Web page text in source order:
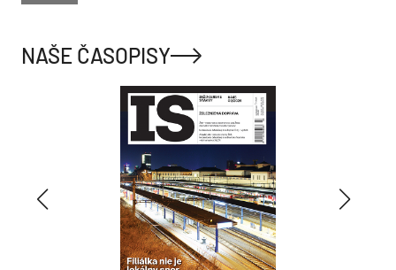
NAŠE ČASOPISY